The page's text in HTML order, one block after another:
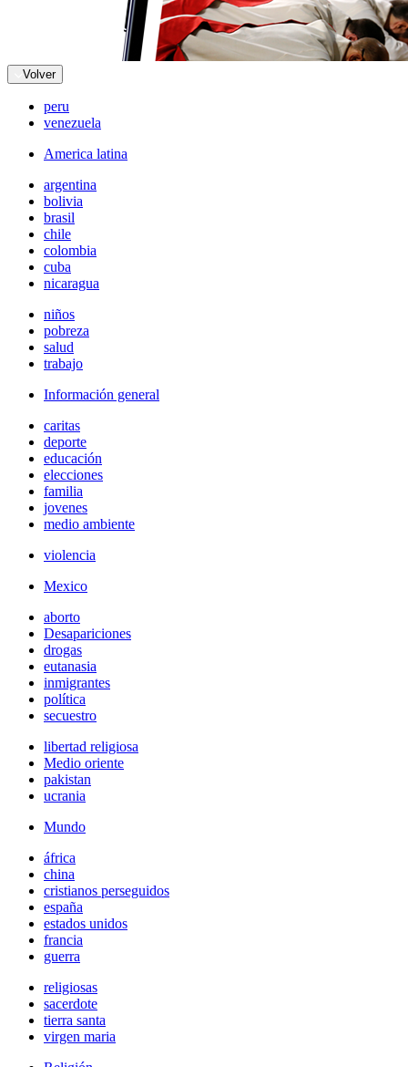
Volver
peru
venezuela
America latina
argentina
bolivia
brasil
chile
colombia
cuba
nicaragua
niños
pobreza
salud
trabajo
Información general
caritas
deporte
educación
elecciones
familia
jovenes
medio ambiente
violencia
Mexico
aborto
Desapariciones
drogas
eutanasia
inmigrantes
política
secuestro
libertad religiosa
Medio oriente
pakistan
ucrania
Mundo
áfrica
china
cristianos perseguidos
españa
estados unidos
francia
guerra
religiosas
sacerdote
tierra santa
virgen maria